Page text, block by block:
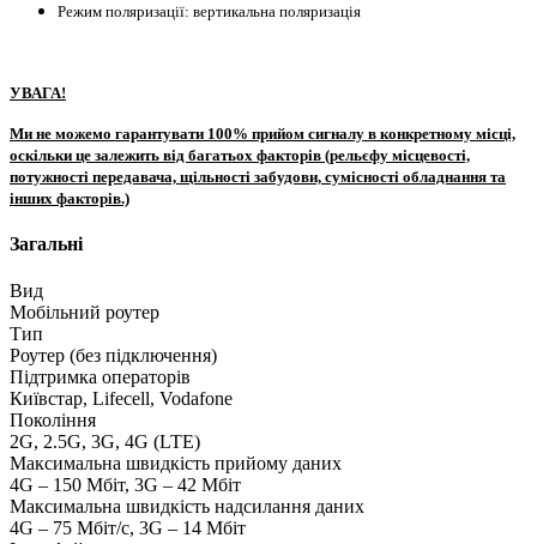
Режим поляризації: вертикальна поляризація
УВАГА!
Ми не можемо гарантувати 100% прийом сигналу в конкретному місці,
оскільки це залежить від багатьох факторів (рельєфу місцевості,
потужності передавача, щільності забудови, сумісності обладнання та
інших факторів.)
Загальні
Вид
Мобільний роутер
Тип
Роутер (без підключення)
Підтримка операторів
Київстар, Lifecell, Vodafone
Покоління
2G, 2.5G, 3G, 4G (LTE)
Максимальна швидкість прийому даних
4G – 150 Мбіт, 3G – 42 Мбіт
Максимальна швидкість надсилання даних
4G – 75 Мбіт/с, 3G – 14 Мбіт